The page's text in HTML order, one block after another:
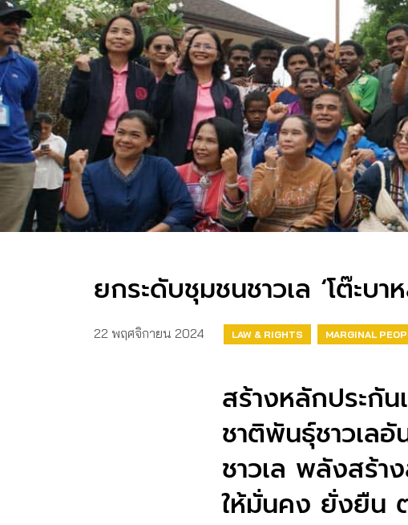
ยกระดับชุมชนชาวเล ‘โต๊ะบ
22 พฤศจิกายน 2024 LAW & RIGHTS
MARGINAL
สร้างหลักประกั
ชาติพันธุ์ชาวเล
ชาวเล พลังสร้
ให้มั่นคง ยั่งยืน